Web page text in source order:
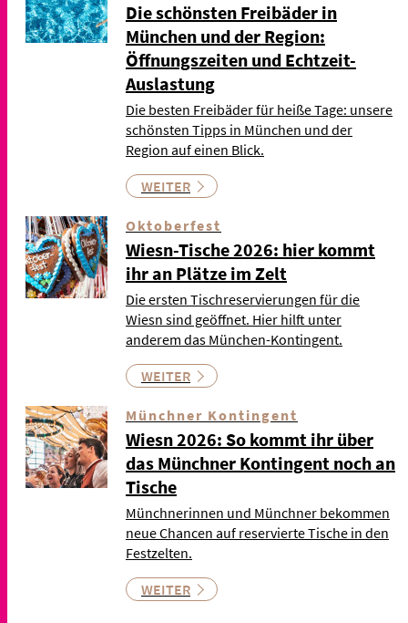
Die schönsten Freibäder in
München und der Region:
Öffnungszeiten und Echtzeit-
Auslastung
Die besten Freibäder für heiße Tage: unsere
schönsten Tipps in München und der
Region auf einen Blick.
WEITER
Oktoberfest
Wiesn-Tische 2026: hier kommt
ihr an Plätze im Zelt
Die ersten Tischreservierungen für die
Wiesn sind geöffnet. Hier hilft unter
anderem das München-Kontingent.
WEITER
Münchner Kontingent
Wiesn 2026: So kommt ihr über
das Münchner Kontingent noch an
Tische
Münchnerinnen und Münchner bekommen
neue Chancen auf reservierte Tische in den
Festzelten.
WEITER